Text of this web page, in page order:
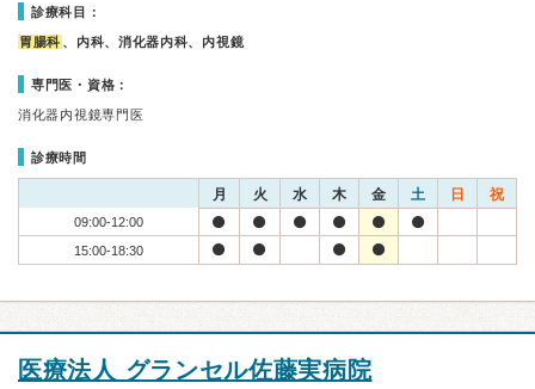
診療科目：
胃腸科 、内科、消化器内科、内視鏡
専門医・資格：
消化器内視鏡専門医
診療時間
月 火 水 木 金 土 日 祝
09:00-12:00
15:00-18:30
医療法人 グランセル佐藤実病院